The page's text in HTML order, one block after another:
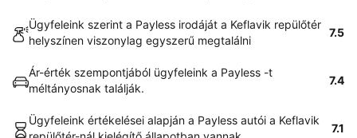
Ügyfeleink szerint a Payless irodáját a Keflavik repülőtér
helyszínen viszonylag egyszerű megtalálni
7.5
Ár-érték szempontjából ügyfeleink a Payless -t
méltányosnak találják.
7.4
Ügyfeleink értékelései alapján a Payless autói a Keflavik
7.1